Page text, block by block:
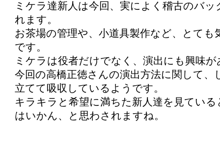
ミケラ達新人は今回、実によく稽古のバ
れます。
お茶場の管理や、小道具製作など、とても
です。
ミケラは役者だけでなく、演出にも興味
今回の高橋正徳さんの演出方法に関して、
立てて吸収しているようです。
キラキラと希望に満ちた新人達を見てい
はいかん、と思わされますね。